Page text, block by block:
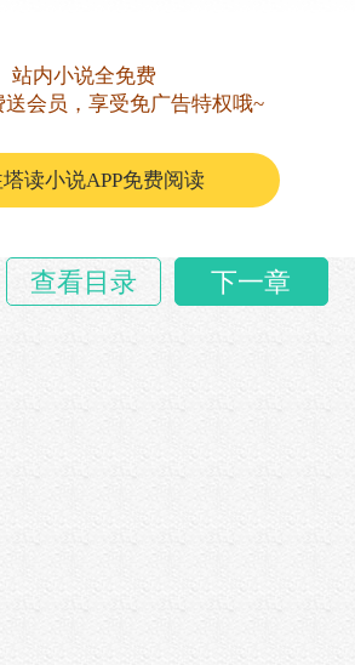
站内小说全免费
送会员，享受免广告特权哦~
读小说APP免费阅读
查看目录 下一章